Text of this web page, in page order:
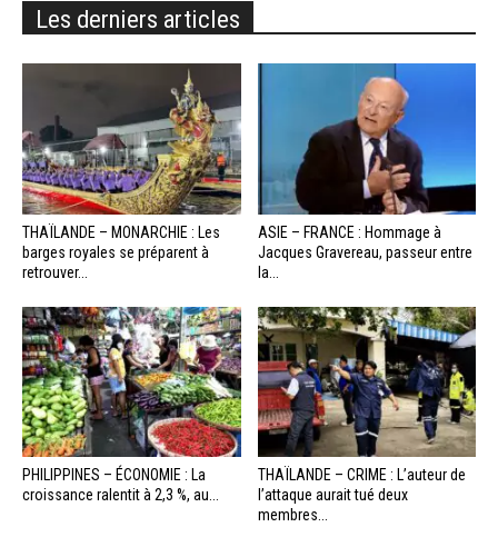
Les derniers articles
THAÏLANDE – MONARCHIE : Les
barges royales se préparent à
retrouver...
ASIE – FRANCE : Hommage à
Jacques Gravereau, passeur entre
la...
PHILIPPINES – ÉCONOMIE : La
croissance ralentit à 2,3 %, au...
THAÏLANDE – CRIME : L’auteur de
l’attaque aurait tué deux
membres...